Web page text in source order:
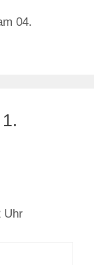
04.
Uhr